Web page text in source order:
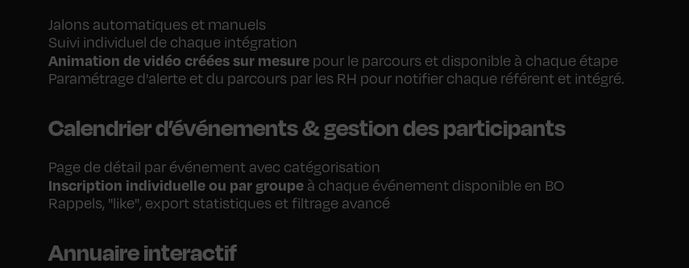
Jalons automatiques et manuels
Suivi individuel de chaque intégration
Animation de vidéo créées sur mesure pour le parcours et disponible à chaque étape
Paramétrage d'alerte et du parcours par les RH pour notifier chaque référent et intégré.
Calendrier d’événements & gestion des participants
Page de détail par événement avec catégorisation
Inscription individuelle ou par groupe à chaque événement disponible en BO
Rappels, "like", export statistiques et filtrage avancé
Annuaire interactif